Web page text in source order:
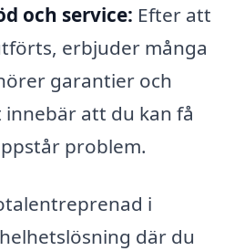
och service: Efter att
erbjuder många
garantier och
att du kan få
problem.
i
där du